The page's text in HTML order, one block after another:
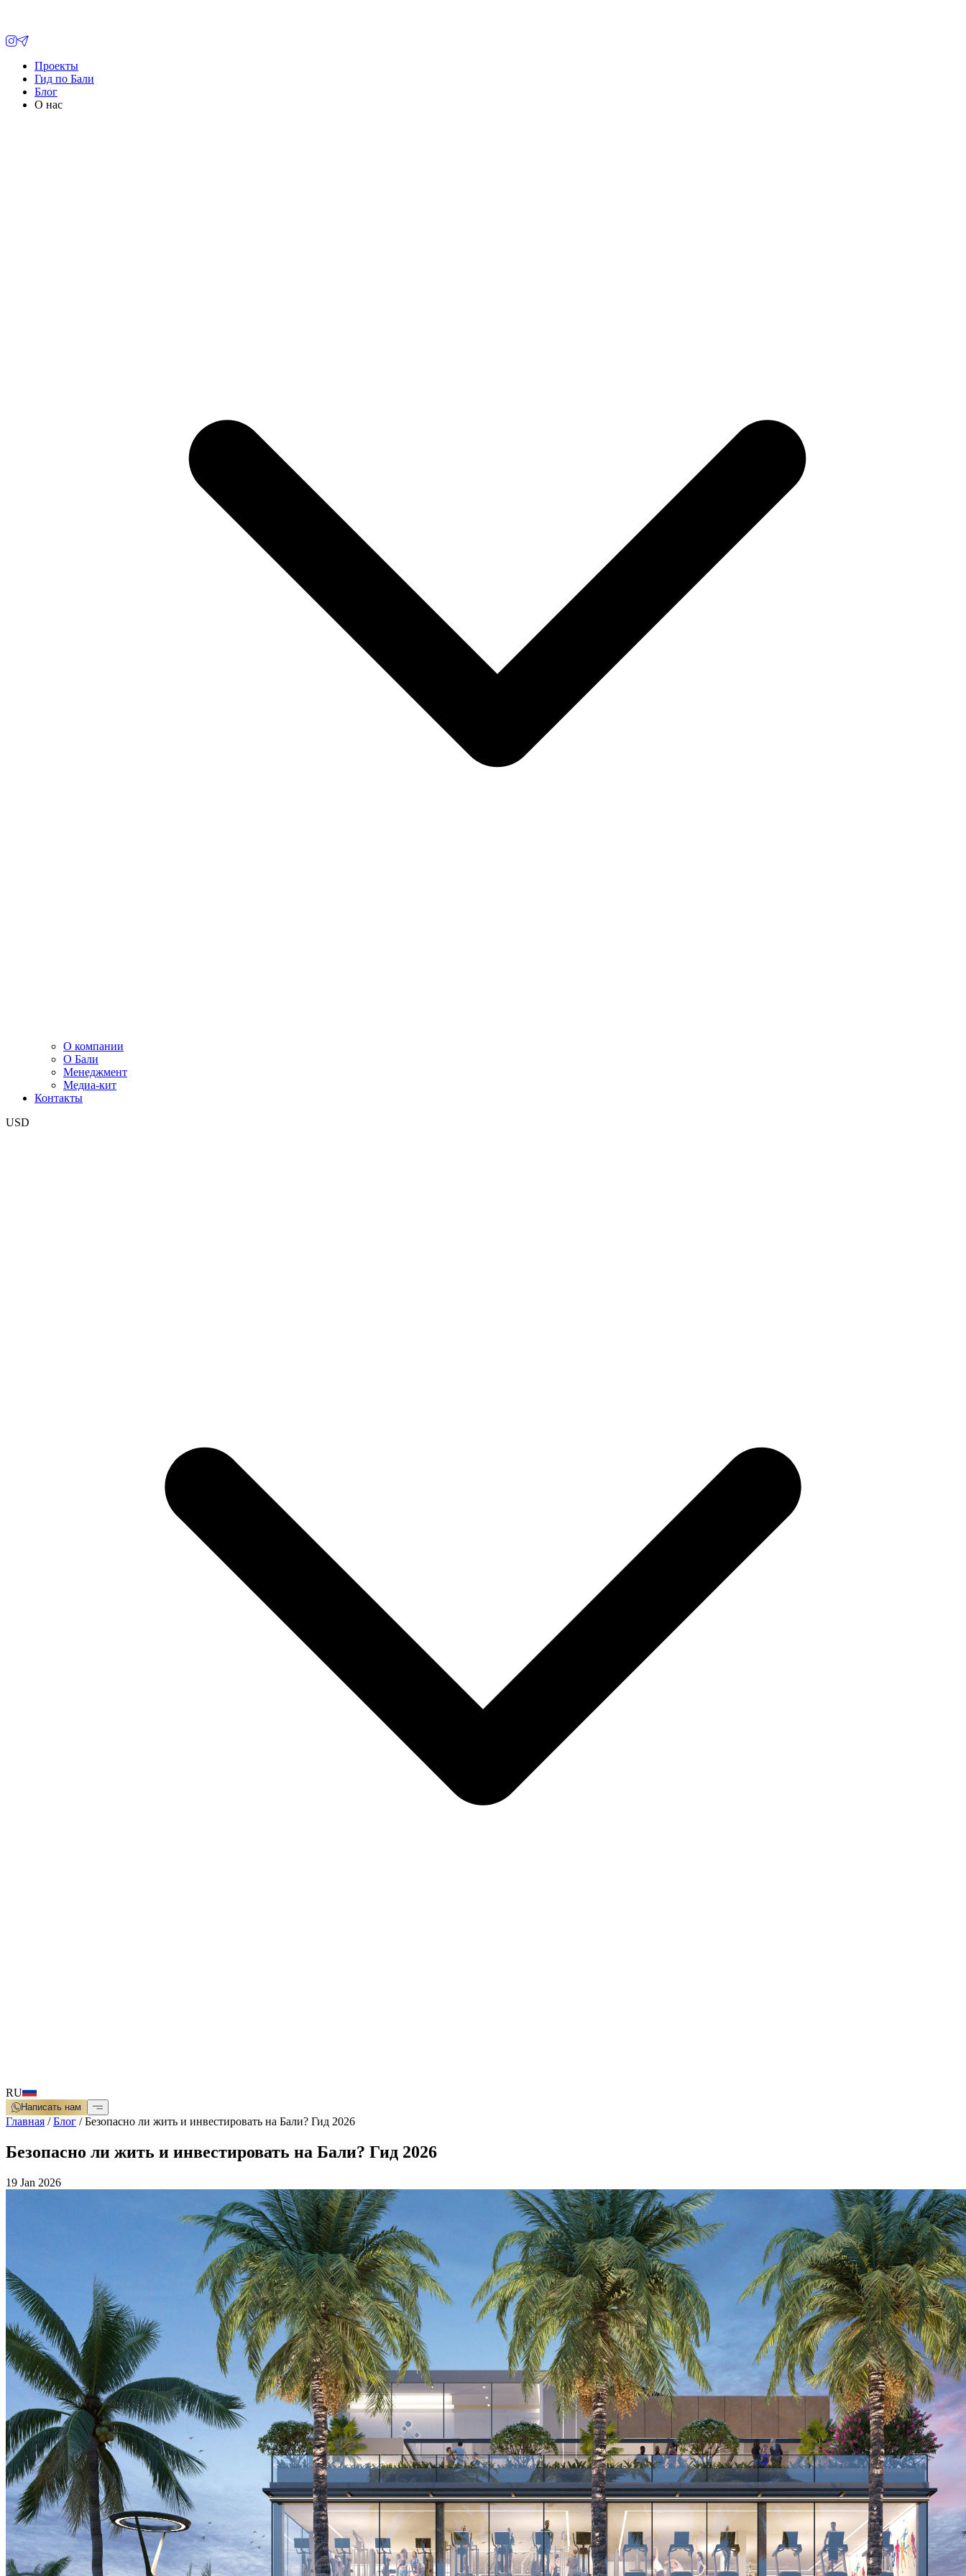
Проекты
Гид по Бали
Блог
О нас
О компании
О Бали
Менеджмент
Медиа-кит
Контакты
USD
RU
Написать нам
Главная /Блог /Безопасно ли жить и инвестировать на Бали? Гид 2026
Безопасно ли жить и инвестировать на Бали? Гид 2026
19 Jan 2026